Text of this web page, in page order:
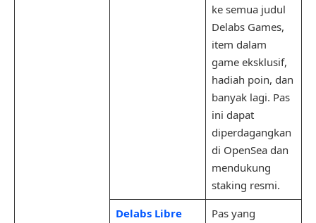
ke semua judul
Delabs Games,
item dalam
game eksklusif,
hadiah poin, dan
banyak lagi. Pas
ini dapat
diperdagangkan
di OpenSea dan
mendukung
staking resmi.
Delabs Libre
Pas yang